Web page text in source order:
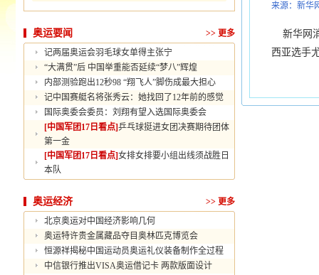
奥运要闻 >> 更多
记两届奥运会羽毛球女单得主张宁
“大满贯”后 中国举重能否延续“梦八”辉煌
内部测验跑出12秒98 “翔飞人”脚伤成最大担心
记中国赛艇名将张秀云：她找回了12年前的感觉
国际奥委会委员：刘翔有望入选国际奥委会
[中国军团17日看点]乒乓球挺进女团决赛期待团体
第一金
[中国军团17日看点]女排女排要小组出线须战胜日
本队
奥运经济 >> 更多
北京奥运对中国经济影响几何
奥运特许贵金属藏品夺目奥林匹克博览会
恒源祥揭秘中国运动员奥运礼仪装备制作全过程
中信银行推出VISA奥运借记卡 两款版面设计
来源：新华
新华网
西亚选手